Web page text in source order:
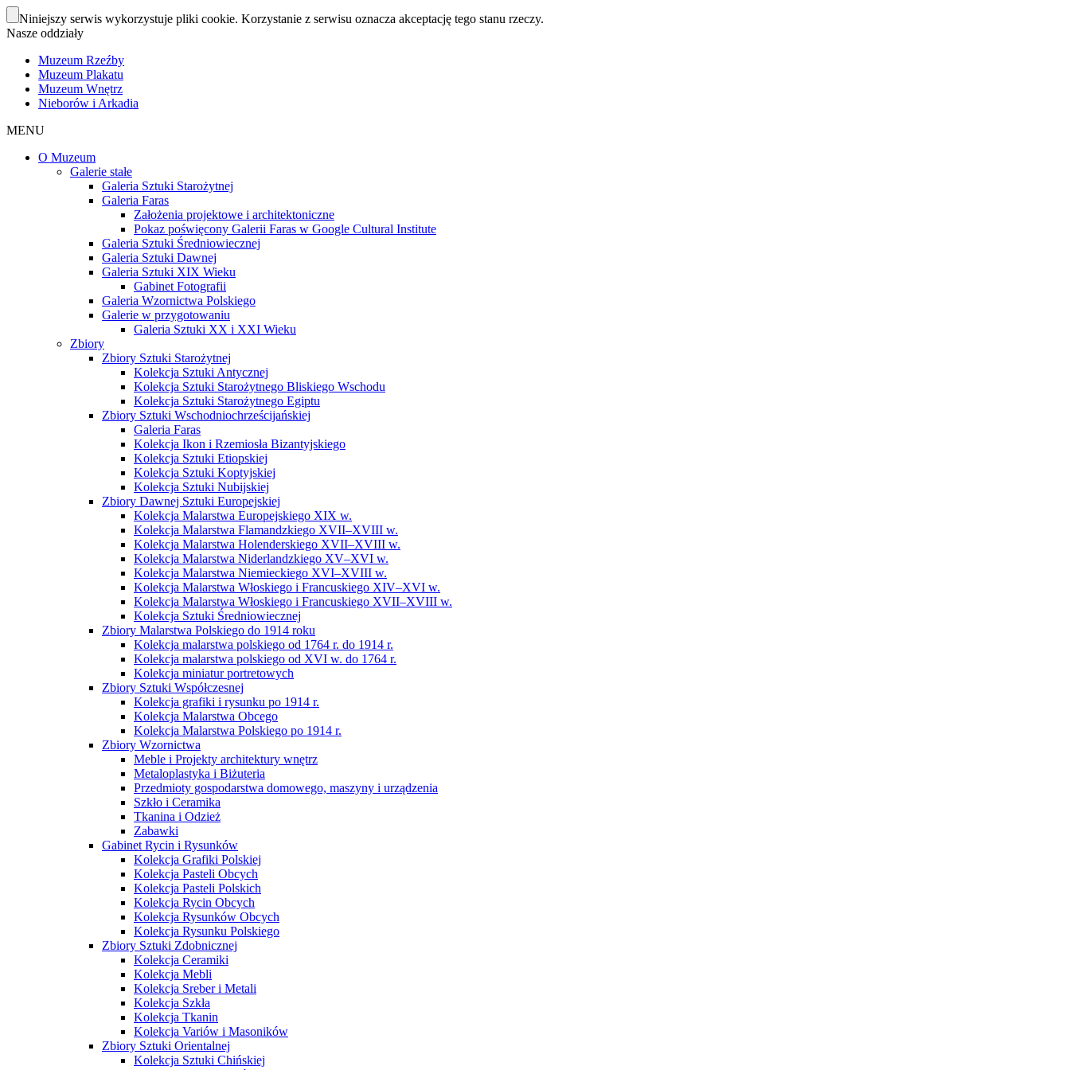
Niniejszy serwis wykorzystuje pliki cookie. Korzystanie z serwisu oznacza akceptację tego stanu rzeczy.
Nasze oddziały
Muzeum Rzeźby
Muzeum Plakatu
Muzeum Wnętrz
Nieborów i Arkadia
MENU
O Muzeum
Galerie stałe
Galeria Sztuki Starożytnej
Galeria Faras
Założenia projektowe i architektoniczne
Pokaz poświęcony Galerii Faras w Google Cultural Institute
Galeria Sztuki Średniowiecznej
Galeria Sztuki Dawnej
Galeria Sztuki XIX Wieku
Gabinet Fotografii
Galeria Wzornictwa Polskiego
Galerie w przygotowaniu
Galeria Sztuki XX i XXI Wieku
Zbiory
Zbiory Sztuki Starożytnej
Kolekcja Sztuki Antycznej
Kolekcja Sztuki Starożytnego Bliskiego Wschodu
Kolekcja Sztuki Starożytnego Egiptu
Zbiory Sztuki Wschodniochrześcijańskiej
Galeria Faras
Kolekcja Ikon i Rzemiosła Bizantyjskiego
Kolekcja Sztuki Etiopskiej
Kolekcja Sztuki Koptyjskiej
Kolekcja Sztuki Nubijskiej
Zbiory Dawnej Sztuki Europejskiej
Kolekcja Malarstwa Europejskiego XIX w.
Kolekcja Malarstwa Flamandzkiego XVII–XVIII w.
Kolekcja Malarstwa Holenderskiego XVII–XVIII w.
Kolekcja Malarstwa Niderlandzkiego XV–XVI w.
Kolekcja Malarstwa Niemieckiego XVI–XVIII w.
Kolekcja Malarstwa Włoskiego i Francuskiego XIV–XVI w.
Kolekcja Malarstwa Włoskiego i Francuskiego XVII–XVIII w.
Kolekcja Sztuki Średniowiecznej
Zbiory Malarstwa Polskiego do 1914 roku
Kolekcja malarstwa polskiego od 1764 r. do 1914 r.
Kolekcja malarstwa polskiego od XVI w. do 1764 r.
Kolekcja miniatur portretowych
Zbiory Sztuki Współczesnej
Kolekcja grafiki i rysunku po 1914 r.
Kolekcja Malarstwa Obcego
Kolekcja Malarstwa Polskiego po 1914 r.
Zbiory Wzornictwa
Meble i Projekty architektury wnętrz
Metaloplastyka i Biżuteria
Przedmioty gospodarstwa domowego, maszyny i urządzenia
Szkło i Ceramika
Tkanina i Odzież
Zabawki
Gabinet Rycin i Rysunków
Kolekcja Grafiki Polskiej
Kolekcja Pasteli Obcych
Kolekcja Pasteli Polskich
Kolekcja Rycin Obcych
Kolekcja Rysunków Obcych
Kolekcja Rysunku Polskiego
Zbiory Sztuki Zdobnicznej
Kolekcja Ceramiki
Kolekcja Mebli
Kolekcja Sreber i Metali
Kolekcja Szkła
Kolekcja Tkanin
Kolekcja Variów i Masoników
Zbiory Sztuki Orientalnej
Kolekcja Sztuki Chińskiej